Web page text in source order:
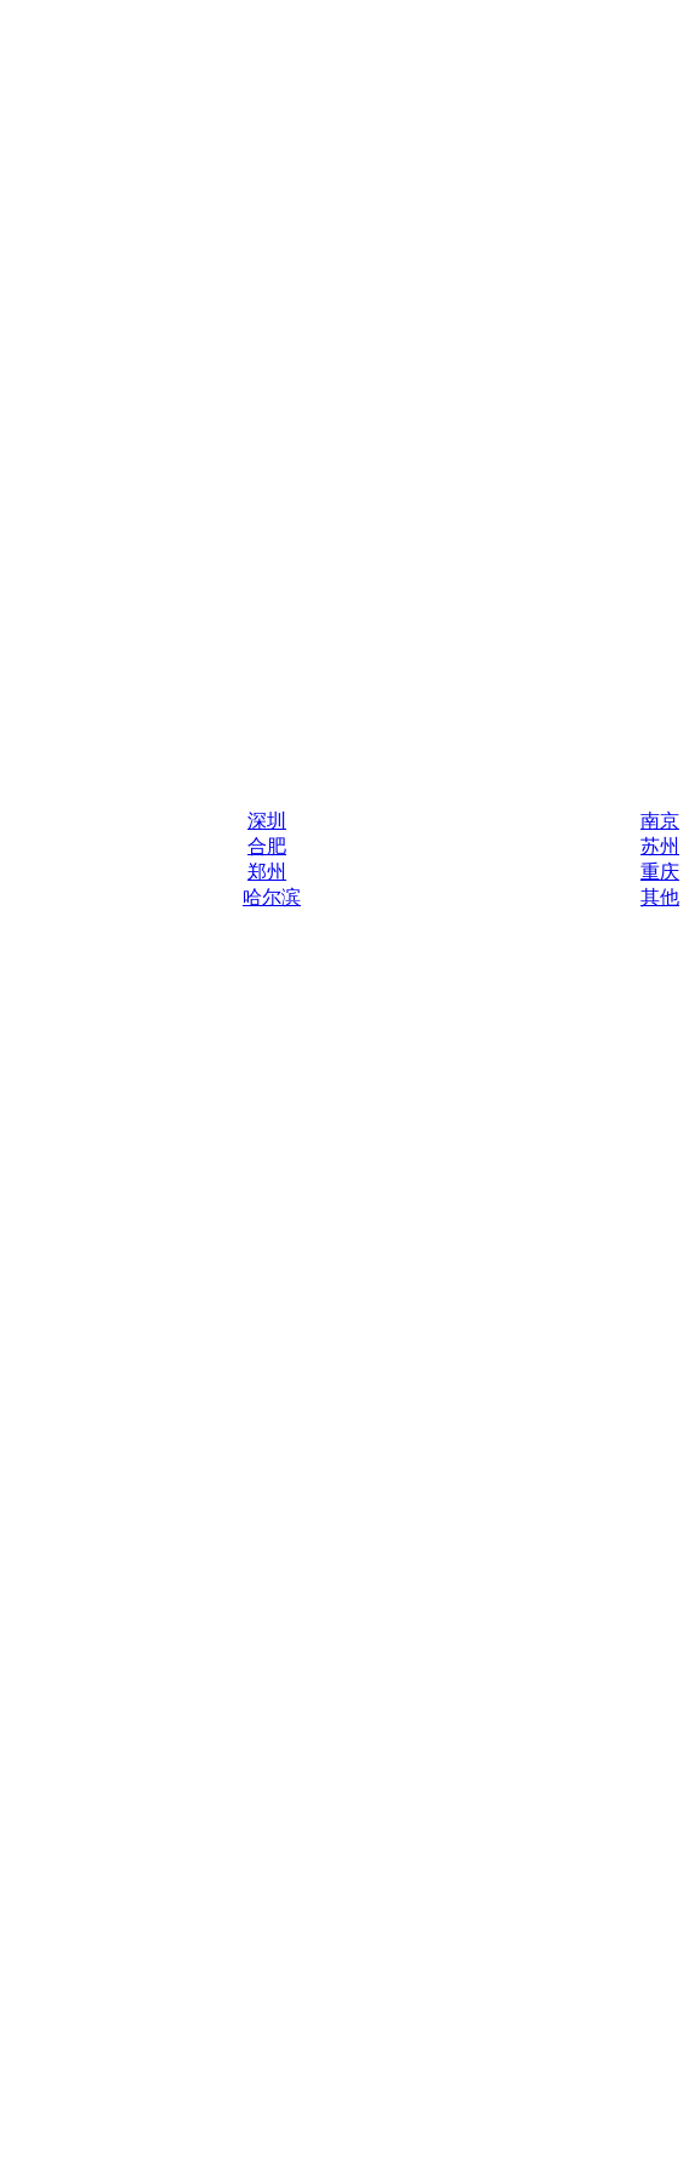
深圳
南京
合肥
苏州
郑州
重庆
哈尔滨
其他